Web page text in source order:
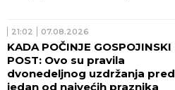
21:02 07.08.2026
KADA POČINJE GOSPOJINSKI
POST: Ovo su pravila
dvonedeljnog uzdržanja pred
jedan od najvećih praznika